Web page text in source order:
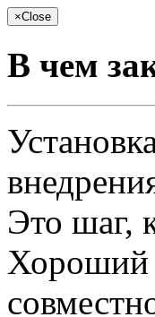
×Close
В чем
Это шаг,
Хороший